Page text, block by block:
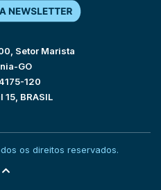
Setor Marista
GO
120
15, BRASIL
os direitos reservados.